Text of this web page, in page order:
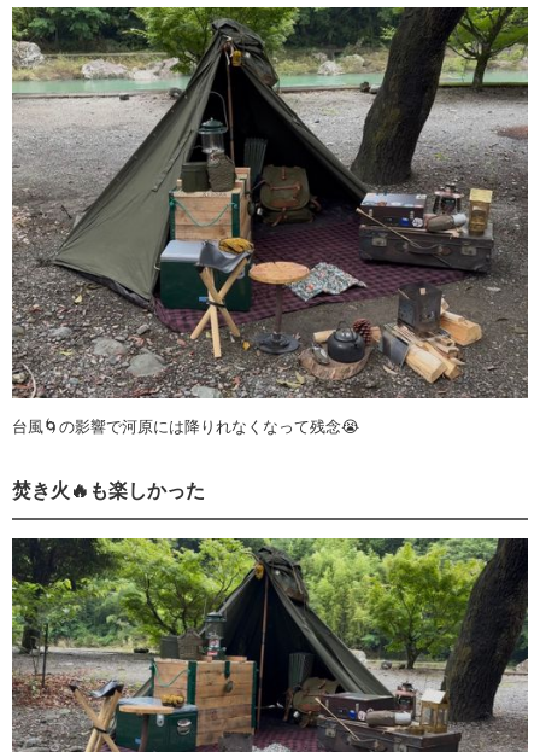
台風🌀の影響で河原には降りれなくなって残念😭
焚き火🔥も楽しかった